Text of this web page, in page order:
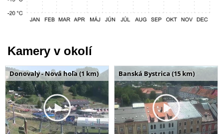
Kamery v okolí
Donovaly - Nová hoľa (1 km) Banská Bystrica (15 km)